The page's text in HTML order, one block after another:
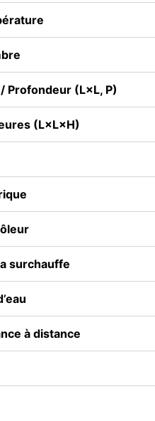
Profondeur (L×L, P)
(L×L×H)
surchauffe
à distance